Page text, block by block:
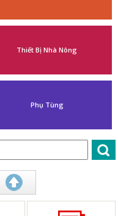
Thiết Bị Nhà Nông
Phụ Tùng